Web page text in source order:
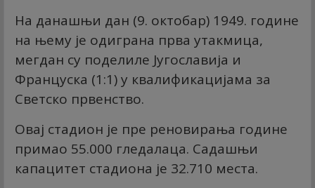
На данашњи дан (9. октобар) 1949. године
на њему је одиграна прва утакмица,
мегдан су поделиле Југославија и
Француска (1:1) у квалификацијама за
Светско првенство.
Овај стадион је пре реновирања године
примао 55.000 гледалаца. Садашњи
капацитет стадиона је 32.710 места.